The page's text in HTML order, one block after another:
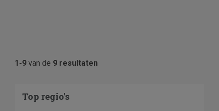
1-9 van de 9 resultaten
Top regio's